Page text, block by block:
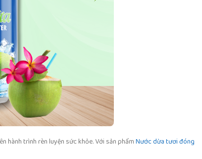
hành trình rèn luyện sức khỏe. Với sản phẩmNước dừa tươi đóng